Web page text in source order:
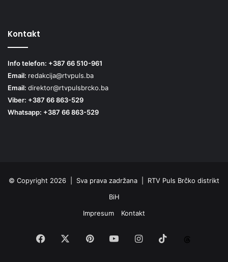
Kontakt
Info telefon: +387 66 510-961
Email: redakcija@rtvpuls.ba
Email: direktor@rtvpulsbrcko.ba
Viber: +387 66 863-529
Whatsapp: +387 66 863-529
© Copyright 2026 | Sva prava zadržana | RTV Puls Brčko distrikt
BiH
Impresum
Kontakt
Facebook PinterestYouTubeInstagram
TikTok